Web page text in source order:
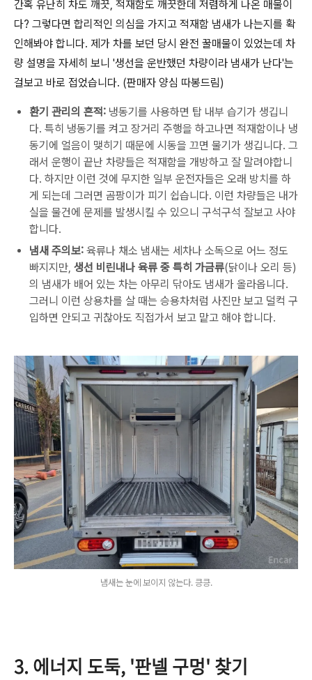
간혹 유난히 차도 깨끗, 적재함도 깨끗한데 저렴하게 나온 매물이
다? 그렇다면 합리적인 의심을 가지고 적재함 냄새가 나는지를 확
인해봐야 합니다. 제가 차를 보던 당시 완전 꿀매물이 있었는데 차
량 설명을 자세히 보니 '생선을 운반했던 차량이라 냄새가 난다'는
걸보고 바로 접었습니다. (판매자 양심 따봉드림)
환기 관리의 흔적: 냉동기를 사용하면 탑 내부 습기가 생깁니
다. 특히 냉동기를 켜고 장거리 주행을 하고나면 적재함이나 냉
동기에 얼음이 맺히기 때문에 시동을 끄면 물기가 생깁니다. 그
래서 운행이 끝난 차량들은 적재함을 개방하고 잘 말려야합니
다. 하지만 이런 것에 무지한 일부 운전자들은 오래 방치를 하
게 되는데 그러면 곰팡이가 피기 쉽습니다. 이런 차량들은 내가
실을 물건에 문제를 발생시킬 수 있으니 구석구석 잘보고 사야
합니다.
냄새 주의보: 육류나 채소 냄새는 세차나 소독으로 어느 정도
빠지지만, 생선 비린내나 육류 중 특히 가금류(닭이나 오리 등)
의 냄새가 배어 있는 차는 아무리 닦아도 냄새가 올라옵니다.
그러니 이런 상용차를 살 때는 승용차처럼 사진만 보고 덜컥 구
입하면 안되고 귀찮아도 직접가서 보고 맡고 해야 합니다.
냄새는 눈에 보이지 않는다. 킁킁.
3. 에너지 도둑, '판넬 구멍' 찾기